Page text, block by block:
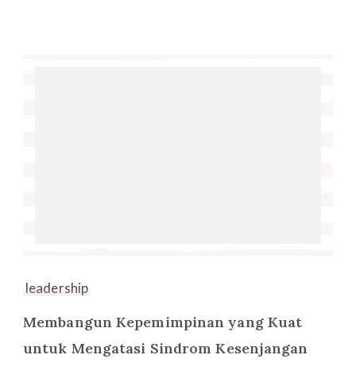
leadership
Membangun Kepemimpinan yang Kuat
untuk Mengatasi Sindrom Kesenjangan